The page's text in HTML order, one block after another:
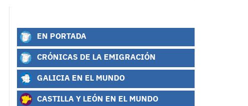
EN PORTADA
CRÓNICAS DE LA EMIGRACIÓN
GALICIA EN EL MUNDO
CASTILLA Y LEÓN EN EL MUNDO